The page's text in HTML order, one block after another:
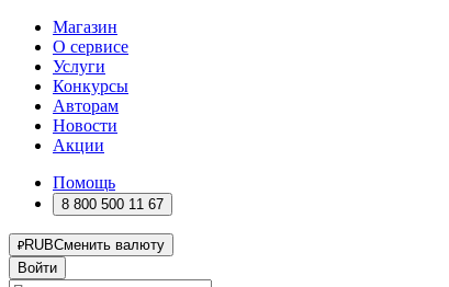
Магазин
О сервисе
Услуги
Конкурсы
Авторам
Новости
Акции
Помощь
8 800 500 11 67
RUBСменить валюту
Войти